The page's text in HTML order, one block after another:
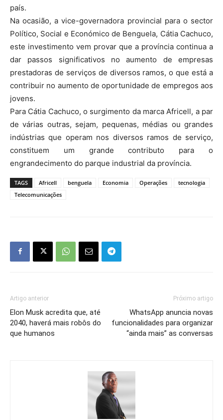
país.
Na ocasião, a vice-governadora provincial para o sector
Político, Social e Económico de Benguela, Cátia Cachuco,
este investimento vem provar que a província continua a
dar passos significativos no aumento de empresas
prestadoras de serviços de diversos ramos, o que está a
contribuir no aumento de oportunidade de empregos aos
jovens.
Para Cátia Cachuco, o surgimento da marca Africell, a par
de várias outras, sejam, pequenas, médias ou grandes
indústrias que operam nos diversos ramos de serviço,
constituem um grande contributo para o
engrandecimento do parque industrial da província.
TAGS Africell benguela Economia Operações
tecnologia
Telecomunicações
Artigo anterior
Elon Musk acredita que, até
2040, haverá mais robôs do
que humanos
Próximo artigo
WhatsApp anuncia novas
funcionalidades para organizar
“ainda mais” as conversas